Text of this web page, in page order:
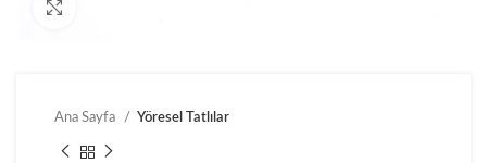
Ana Sayfa Yöresel Tatlılar